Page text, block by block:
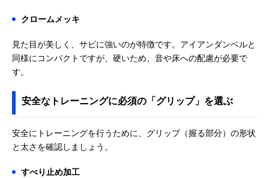
クロームメッキ
見た目が美しく、サビに強いのが特徴です。アイアンダンベルと
同様にコンパクトですが、硬いため、音や床への配慮が必要で
す。
安全なトレーニングに必須の「グリップ」を選ぶ
安全にトレーニングを行うために、グリップ（握る部分）の形状
と太さを確認しましょう。
すべり止め加工